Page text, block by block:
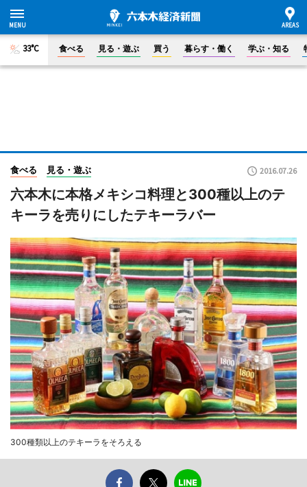
33°C 食べる 見る・遊ぶ 買う 暮らす・働く 学ぶ・知る
食べる 見る・遊ぶ 2016.07.26
六本木に本格メキシコ料理と300種以上のテ
キーラを売りにしたテキーラバー
300種類以上のテキーラをそろえる